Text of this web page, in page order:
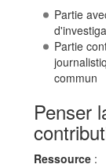
Partie
Partie
commun
Penser
Ressource :